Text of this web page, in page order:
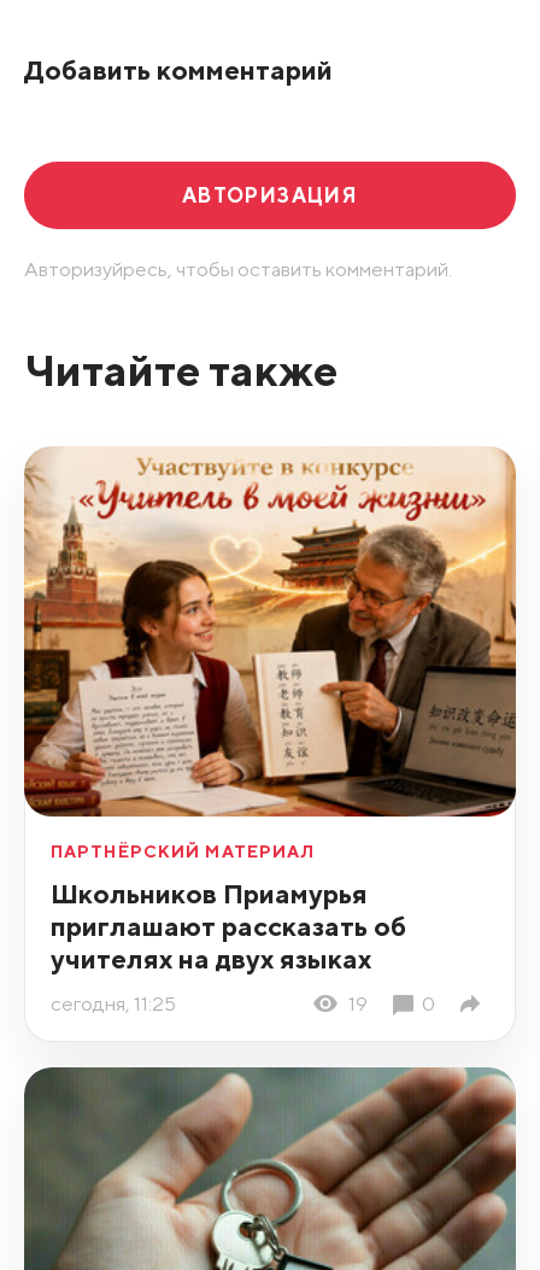
Добавить комментарий
АВТОРИЗАЦИЯ
Авторизуйресь, чтобы оставить комментарий.
Читайте также
ПАРТНЁРСКИЙ МАТЕРИАЛ
Школьников Приамурья
приглашают рассказать об
учителях на двух языках
сегодня, 11:25 19 0